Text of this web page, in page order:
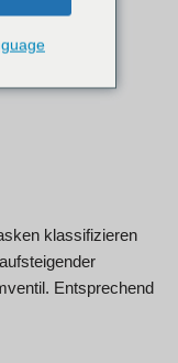
klassifizieren
Entsprechend